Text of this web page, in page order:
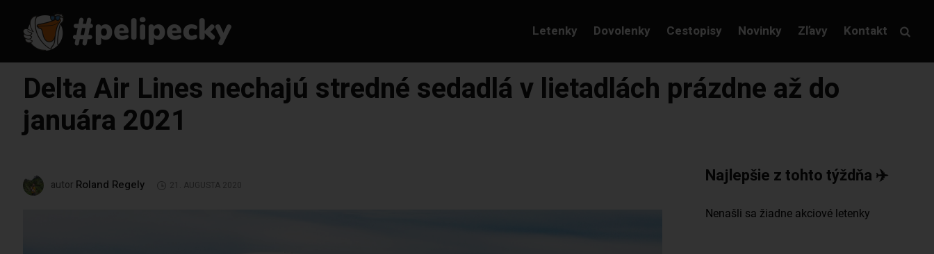
Letenky Dovolenky Cestopisy Novinky Zľavy Kontakt
Delta Air Lines nechajú stredné sedadlá v lietadlách prázdne až do
januára 2021
autor Roland Regely 21. AUGUSTA 2020 Najlepšie z tohto týždňa ✈️